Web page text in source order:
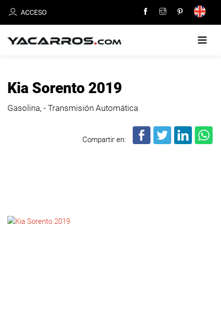
ACCESO
EN
NOTICIAS
Kia Sorento 2019
Gasolina, - Transmisión Automática
Compartir en: